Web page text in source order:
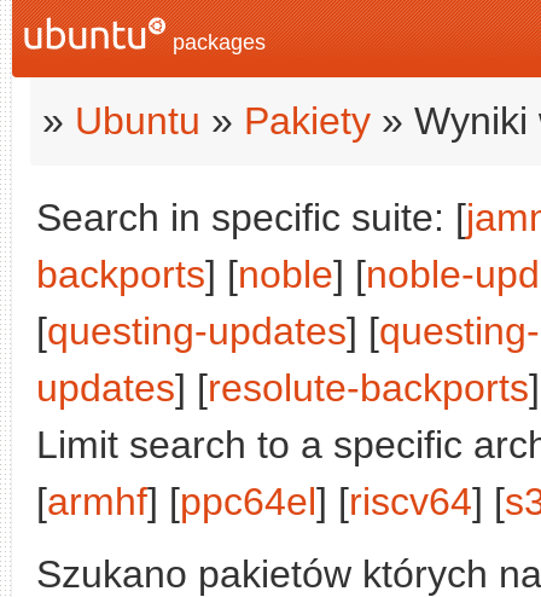
packages
» Ubuntu » Pakiety » Wyniki
Search in specific suite: [
backports] [noble] [noble-
[questing-updates] [
updates] [resolute-backports
Limit search to a specific
[armhf] [ppc64el] [riscv64] [
Szukano pakietów których